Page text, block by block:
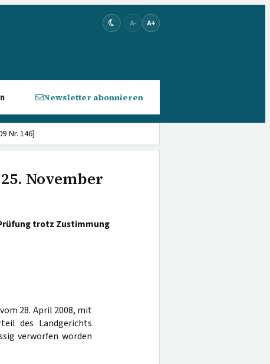
A- A+
Newsletter abonnieren
Nr. 146]
November
trotz Zustimmung
28. April 2008, mit
des Landgerichts
verworfen worden